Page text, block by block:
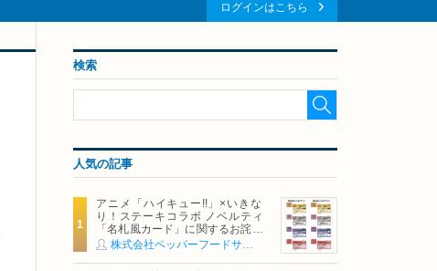
ログインはこちら
検索
人気の記事
アニメ「ハイキュー!!」×いきな
り！ステーキコラボ ノベルティ
「名札風カード」に関するお詫び
および交換対応についてのご案内